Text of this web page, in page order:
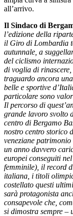
all’arrivo.
Il Sindaco di
l’edizione della
il Giro di Lombardia
autunnale, a
del ciclismo
di voglia di
traguardo ancora
belle e sportive
particolare sono
Il percorso di
grande lavoro svolto
centro di Bergamo
nostro centro storico
veneziane
un anno davvero
europei conseguiti
femminile), il record
italiana, i titoli
costellato questi
sarà protagonista
consapevole che,
si dimostra sempre